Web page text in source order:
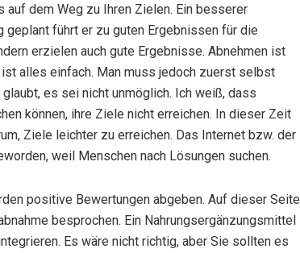
dem Weg zu Ihren Zielen. Ein besserer
führt er zu guten Ergebnissen für die
erzielen auch gute Ergebnisse. Abnehmen ist
alles einfach. Man muss jedoch zuerst selbst
es sei nicht unmöglich. Ich weiß, dass
können, ihre Ziele nicht erreichen. In dieser Zeit
Ziele leichter zu erreichen. Das Internet bzw. der
weil Menschen nach Lösungen suchen.
positive Bewertungen abgeben. Auf dieser Seite
besprochen. Ein Nahrungsergänzungsmittel
Es wäre nicht richtig, aber Sie sollten es